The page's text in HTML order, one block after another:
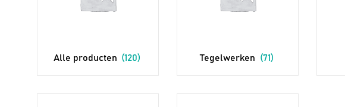
Alle producten (120) Tegelwerken (71)